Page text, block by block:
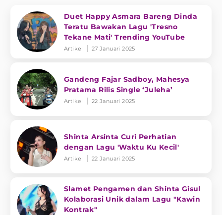
Duet Happy Asmara Bareng Dinda
Teratu Bawakan Lagu 'Tresno
Tekane Mati' Trending YouTube
Artikel 27 Januari 2025
Gandeng Fajar Sadboy, Mahesya
Pratama Rilis Single ‘Juleha’
Artikel 22 Januari 2025
Shinta Arsinta Curi Perhatian
dengan Lagu 'Waktu Ku Kecil'
Artikel 22 Januari 2025
Slamet Pengamen dan Shinta Gisul
Kolaborasi Unik dalam Lagu "Kawin
Kontrak"